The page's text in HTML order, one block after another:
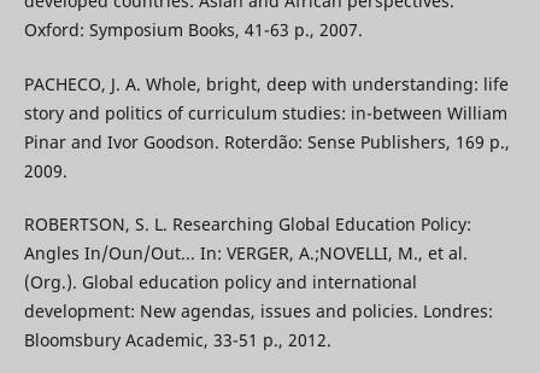
Oxford: Symposium Books, 41-63 p., 2007.
PACHECO, J. A. Whole, bright, deep with understanding: life
story and politics of curriculum studies: in-between William
Pinar and Ivor Goodson. Roterdão: Sense Publishers, 169 p.,
2009.
ROBERTSON, S. L. Researching Global Education Policy:
Angles In/Oun/Out... In: VERGER, A.;NOVELLI, M., et al.
(Org.). Global education policy and international
development: New agendas, issues and policies. Londres:
Bloomsbury Academic, 33-51 p., 2012.